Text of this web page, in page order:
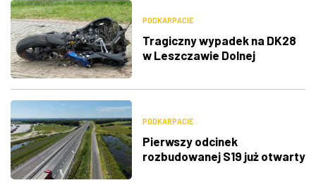
PODKARPACIE
Tragiczny wypadek na DK28
w Leszczawie Dolnej
PODKARPACIE
Pierwszy odcinek
rozbudowanej S19 już otwarty